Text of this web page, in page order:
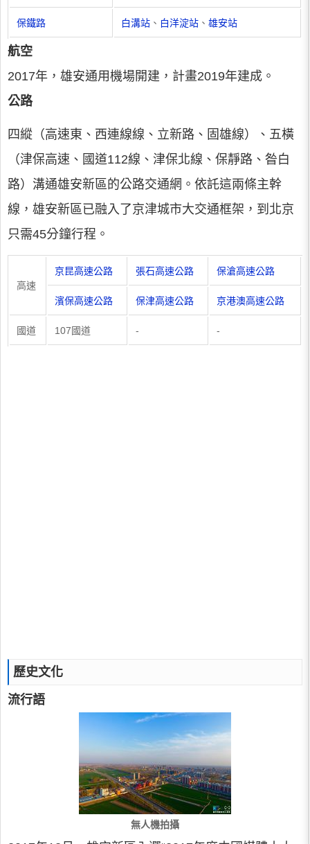
保鐵路 白溝站 、 白洋淀站 、 雄安站
航空
2017年，雄安通用機場開建，計畫2019年建成。
公路
四縱（高速東、西連線線、立新路、固雄線）、五橫
（津保高速、國道112線、津保北線、保靜路、昝白
路）溝通雄安新區的公路交通網。依託這兩條主幹
線，雄安新區已融入了京津城市大交通框架，到北京
只需45分鐘行程。
高速
京昆高速公路 張石高速公路 保滄高速公路
濱保高速公路 保津高速公路 京港澳高速公路
國道 107國道 - -
歷史文化
流行語
無人機拍攝